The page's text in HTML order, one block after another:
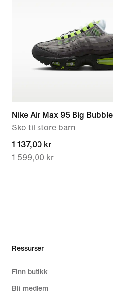
Nike Air Max 95 Big Bubble
Sko til store barn
current
price
1 599,00 kr
1 137,00 kr
1 599,00 kr
Ressurser
Finn butikk
Bli medlem